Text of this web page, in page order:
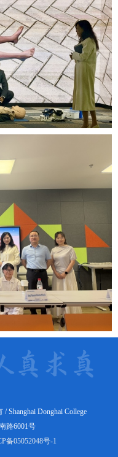
Shanghai Donghai College
路6001号
备05052048号-1